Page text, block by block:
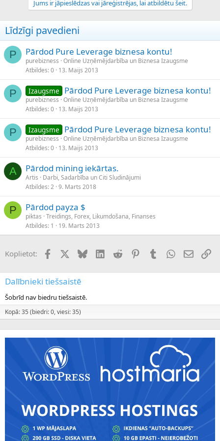
Jums ir jāpieslēdzas vai jāreģistrējas, lai atbildētu šeit.
Līdzīgi pavedieni
P Pārdod Pure Leverage biznesa kontu!
purebizness Online Uzņēmējdarbība un Biznesa Izaugsme
Atbildes 0 13. Maijs 2013
P Izaugsme Pārdod Pure Leverage biznesa kontu!
purebizness Online Uzņēmējdarbība un Biznesa Izaugsme
Atbildes 0 13. Maijs 2013
P Izaugsme Pārdod Pure Leverage biznesa kontu!
purebizness Online Uzņēmējdarbība un Biznesa Izaugsme
Atbildes 0 13. Maijs 2013
A Pārdod mining iekārtas.
Artis
Darbi, Sadarbība un Citi Sludinājumi
Atbildes 2 9. Marts 2018
P Pārdod payza $
piktas Treidings, Forex, Likumdošana, Finanses
Atbildes 1 19. Marts 2013
Koplietot: FacebookX (Twitter)
BlueskyLinkedInReddit PinterestTumblrWhatsApp
E-pasts
Dalībnieki tiešsaistē
Šobrīd nav biedru tiešsaistē.
Kopā: 35 (biedri: 0, viesi: 35)